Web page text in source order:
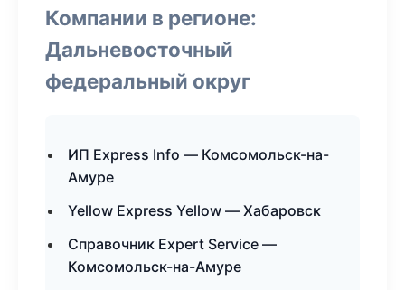
Компании в регионе:
Дальневосточный
федеральный округ
ИП Express Info — Комсомольск-на-
Амуре
Yellow Express Yellow — Хабаровск
Справочник Expert Service —
Комсомольск-на-Амуре